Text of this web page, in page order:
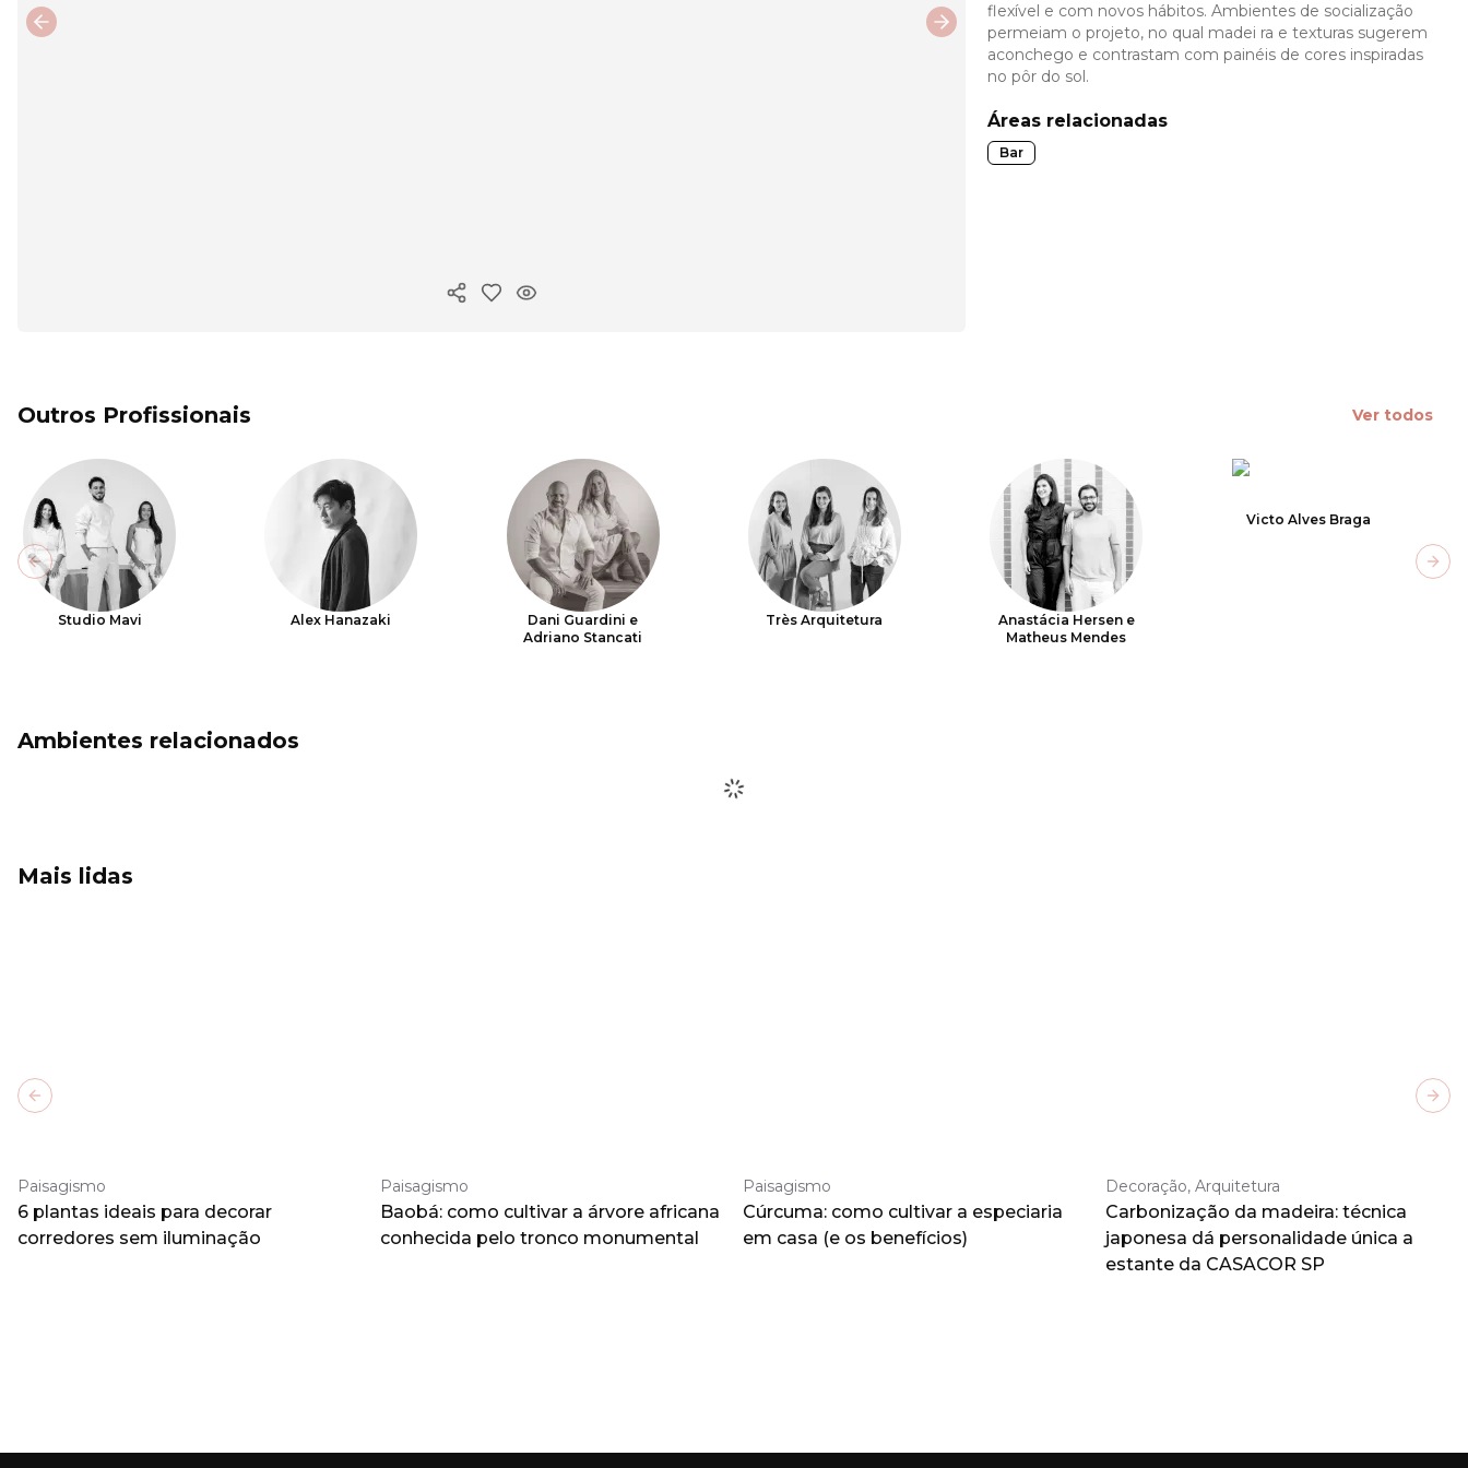
Copiar link
Previous slide Next slide
flexível e com novos hábitos. Ambientes de socialização
permeiam o projeto, no qual madei ra e texturas sugerem
aconchego e contrastam com painéis de cores inspiradas
no pôr do sol.
Áreas relacionadas
Bar
Outros Profissionais Ver todos
Studio Mavi Alex Hanazaki
Dani Guardini e
Adriano Stancati
Très Arquitetura
Anastácia Hersen e
Matheus Mendes
Victo Alves Braga
Previous slide
Ambientes relacionados
Mais lidas
Paisagismo
6 plantas ideais para decorar
corredores sem iluminação
Paisagismo
Baobá: como cultivar a árvore africana
conhecida pelo tronco monumental
Paisagismo
Cúrcuma: como cultivar a especiaria
em casa (e os benefícios)
Decoração, Arquitetura
Carbonização da madeira: técnica
japonesa dá personalidade única a
estante da CASACOR SP
Previous slide